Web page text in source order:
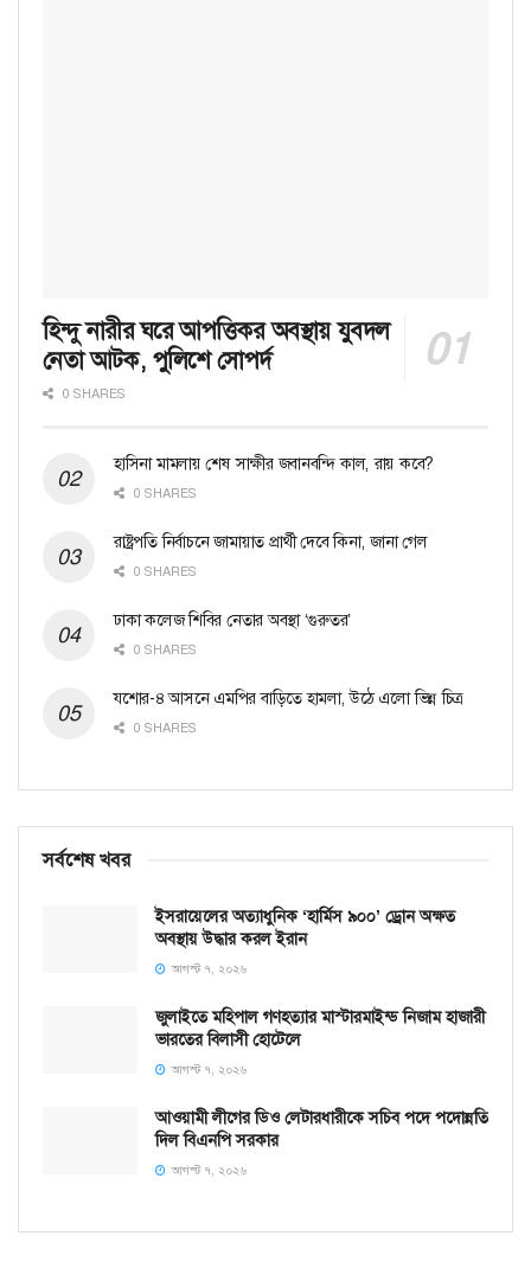
হিন্দু নারীর ঘরে আপত্তিকর অবস্থায় যুবদল
নেতা আটক, পুলিশে সোপর্দ
0 SHARES
হাসিনা মামলায় শেষ সাক্ষীর জবানবন্দি কাল, রায় কবে?
0 SHARES
রাষ্ট্রপতি নির্বাচনে জামায়াত প্রার্থী দেবে কিনা, জানা গেল
0 SHARES
ঢাকা কলেজ শিবির নেতার অবস্থা ‘গুরুতর’
0 SHARES
যশোর-৪ আসনে এমপির বাড়িতে হামলা, উঠে এলো ভিন্ন চিত্র
0 SHARES
সর্বশেষ খবর
ইসরায়েলের অত্যাধুনিক ‘হার্মিস ৯০০’ ড্রোন অক্ষত
অবস্থায় উদ্ধার করল ইরান
আগস্ট ৭, ২০২৬
জুলাইতে মহিপাল গণহত্যার মাস্টারমাইন্ড নিজাম হাজারী
ভারতের বিলাসী হোটেলে
আগস্ট ৭, ২০২৬
আওয়ামী লীগের ডিও লেটারধারীকে সচিব পদে পদোন্নতি
দিল বিএনপি সরকার
আগস্ট ৭, ২০২৬